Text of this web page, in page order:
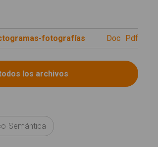
fotografías doc pdf
Semántica